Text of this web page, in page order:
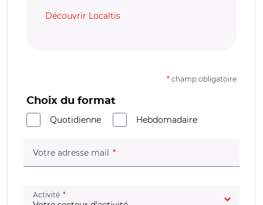
Découvrir Localtis
* champ obligatoire
Choix du format
Quotidienne
Hebdomadaire
Votre adresse mail (champ obligatoire)
Activité (champ obligatoire)